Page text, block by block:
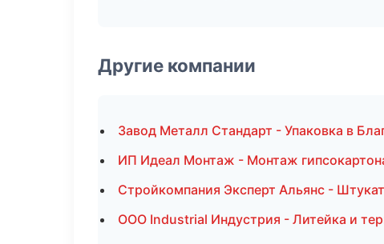
Другие компании
Завод Металл Стандарт - Упаковка в
ИП Идеал Монтаж - Монтаж
Стройкомпания Эксперт Альянс -
ООО Industrial Индустрия - Литейка и